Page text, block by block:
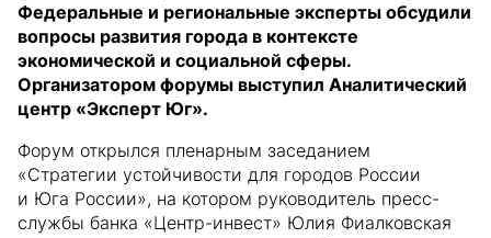
Федеральные и региональные эксперты обсудили
вопросы развития города в контексте
экономической и социальной сферы.
Организатором форумы выступил Аналитический
центр «Эксперт Юг».
Форум открылся пленарным заседанием
«Стратегии устойчивости для городов России
и Юга России», на котором руководитель пресс-
службы банка «Центр-инвест» Юлия Фиалковская